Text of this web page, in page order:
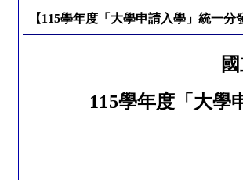
【115學年度「大學申請入學」統一分
115學年度「大學